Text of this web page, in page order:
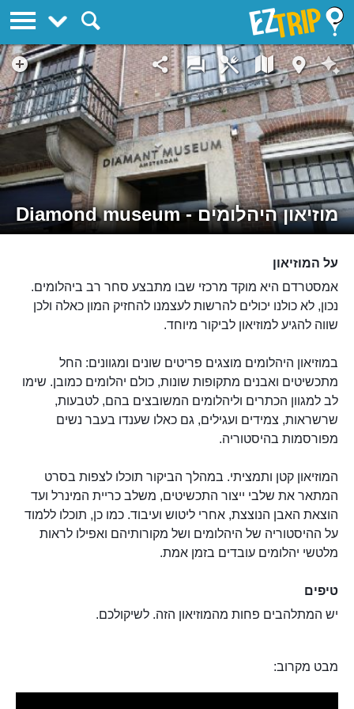
מוזיאון היהלומים - Diamond museum
על המוזיאון
אמסטרדם היא מוקד מרכזי שבו מתבצע סחר רב ביהלומים.
נכון, לא כולנו יכולים להרשות לעצמנו להחזיק המון כאלה ולכן
שווה להגיע למוזיאון לביקור מיוחד.
במוזיאון היהלומים מוצגים פריטים שונים ומגוונים: החל
מתכשיטים ואבנים מתקופות שונות, כולם יהלומים כמובן. שימו
לב למגוון הכתרים וליהלומים המשובצים בהם, לטבעות,
שרשראות, צמידים ועגילים, גם כאלו שענדו בעבר נשים
מפורסמות בהיסטוריה.
המוזיאון קטן ותמציתי. במהלך הביקור תוכלו לצפות בסרט
המתאר את שלבי ייצור התכשיטים, משלב כריית המינרל ועד
הוצאת האבן הנוצצת, אחרי ליטוש ועיבוד. כמו כן, תוכלו ללמוד
על ההיסטוריה של היהלומים ושל מקורותיהם ואפילו לראות
מלטשי יהלומים עובדים בזמן אמת.
טיפים
יש המתלהבים פחות מהמוזיאון הזה. לשיקולכם.
מבט מקרוב:
EZTrip